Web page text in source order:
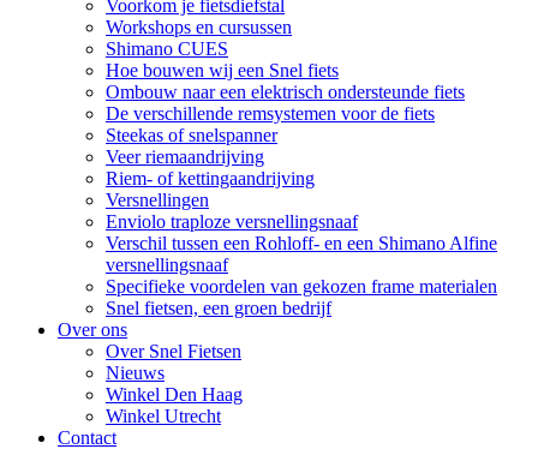
Voorkom je fietsdiefstal
Workshops en cursussen
Shimano CUES
Hoe bouwen wij een Snel fiets
Ombouw naar een elektrisch ondersteunde fiets
De verschillende remsystemen voor de fiets
Steekas of snelspanner
Veer riemaandrijving
Riem- of kettingaandrijving
Versnellingen
Enviolo traploze versnellingsnaaf
Verschil tussen een Rohloff- en een Shimano Alfine
versnellingsnaaf
Specifieke voordelen van gekozen frame materialen
Snel fietsen, een groen bedrijf
Over ons
Over Snel Fietsen
Nieuws
Winkel Den Haag
Winkel Utrecht
Contact